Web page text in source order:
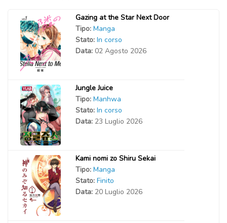
Gazing at the Star Next Door
Tipo: Manga
Stato: In corso
Data: 02 Agosto 2026
Jungle Juice
Tipo: Manhwa
Stato: In corso
Data: 23 Luglio 2026
Kami nomi zo Shiru Sekai
Tipo: Manga
Stato: Finito
Data: 20 Luglio 2026